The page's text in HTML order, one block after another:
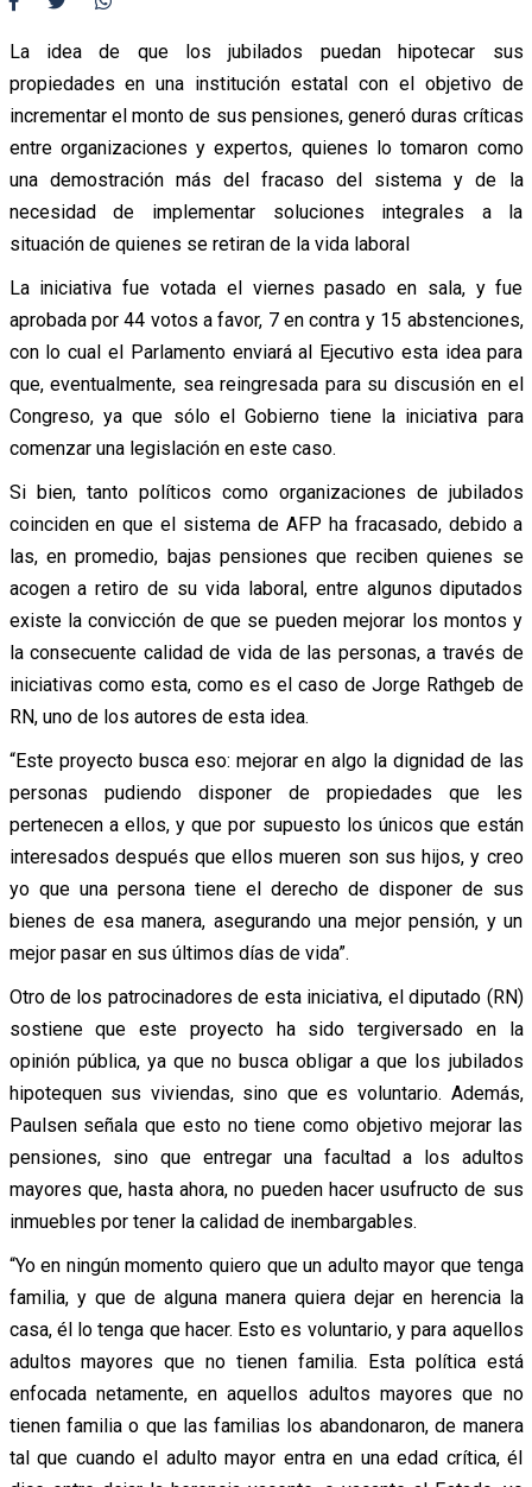
La idea de que los jubilados puedan hipotecar sus
propiedades en una institución estatal con el objetivo de
incrementar el monto de sus pensiones, generó duras críticas
entre organizaciones y expertos, quienes lo tomaron como
una demostración más del fracaso del sistema y de la
necesidad de implementar soluciones integrales a la
situación de quienes se retiran de la vida laboral
La iniciativa fue votada el viernes pasado en sala, y fue
aprobada por 44 votos a favor, 7 en contra y 15 abstenciones,
con lo cual el Parlamento enviará al Ejecutivo esta idea para
que, eventualmente, sea reingresada para su discusión en el
Congreso, ya que sólo el Gobierno tiene la iniciativa para
comenzar una legislación en este caso.
Si bien, tanto políticos como organizaciones de jubilados
coinciden en que el sistema de AFP ha fracasado, debido a
las, en promedio, bajas pensiones que reciben quienes se
acogen a retiro de su vida laboral, entre algunos diputados
existe la convicción de que se pueden mejorar los montos y
la consecuente calidad de vida de las personas, a través de
iniciativas como esta, como es el caso de Jorge Rathgeb de
RN, uno de los autores de esta idea.
“Este proyecto busca eso: mejorar en algo la dignidad de las
personas pudiendo disponer de propiedades que les
pertenecen a ellos, y que por supuesto los únicos que están
interesados después que ellos mueren son sus hijos, y creo
yo que una persona tiene el derecho de disponer de sus
bienes de esa manera, asegurando una mejor pensión, y un
mejor pasar en sus últimos días de vida”.
Otro de los patrocinadores de esta iniciativa, el diputado (RN)
sostiene que este proyecto ha sido tergiversado en la
opinión pública, ya que no busca obligar a que los jubilados
hipotequen sus viviendas, sino que es voluntario. Además,
Paulsen señala que esto no tiene como objetivo mejorar las
pensiones, sino que entregar una facultad a los adultos
mayores que, hasta ahora, no pueden hacer usufructo de sus
inmuebles por tener la calidad de inembargables.
“Yo en ningún momento quiero que un adulto mayor que tenga
familia, y que de alguna manera quiera dejar en herencia la
casa, él lo tenga que hacer. Esto es voluntario, y para aquellos
adultos mayores que no tienen familia. Esta política está
enfocada netamente, en aquellos adultos mayores que no
tienen familia o que las familias los abandonaron, de manera
tal que cuando el adulto mayor entra en una edad crítica, él